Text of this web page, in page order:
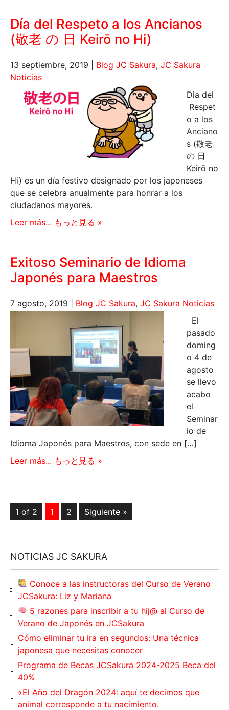
Día del Respeto a los Ancianos
(敬老 の 日 Keirō no Hi)
13 septiembre, 2019 Blog JC Sakura, JC Sakura
Noticias
Dia del
Respet
o a los
Anciano
s (敬老
の 日
Keirō no
Hi) es un día festivo designado por los japoneses
que se celebra anualmente para honrar a los
ciudadanos mayores.
Leer más... もっと見る »
Exitoso Seminario de Idioma
Japonés para Maestros
7 agosto, 2019 Blog JC Sakura, JC Sakura Noticias
El
pasado
doming
o 4 de
agosto
se llevo
acabo
el
Seminar
io de
Idioma Japonés para Maestros, con sede en […]
Leer más... もっと見る »
1 of 2 1 2 Siguiente »
NOTICIAS JC SAKURA
Conoce a las instructoras del Curso de Verano
JCSakura: Liz y Mariana
5 razones para inscribir a tu hij@ al Curso de
Verano de Japonés en JCSakura
Cómo eliminar tu ira en segundos: Una técnica
japonesa que necesitas conocer
Programa de Becas JCSakura 2024-2025 Beca del
40%
«El Año del Dragón 2024: aquí te decimos que
animal corresponde a tu nacimiento.